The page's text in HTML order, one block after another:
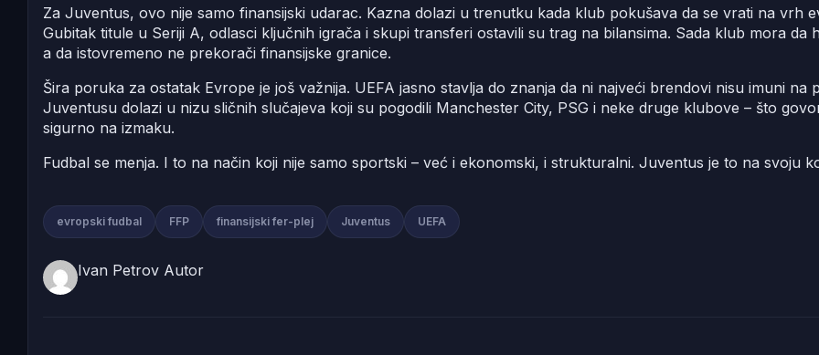
Za Juventus, ovo nije samo finansijski udarac. Kazna dolazi u trenutku kada klub pokušava da se vrati na vrh
Gubitak titule u Seriji A, odlasci ključnih igrača i skupi transferi ostavili su trag na bilansima. Sada klub mora
a da istovremeno ne prekorači finansijske granice.
Šira poruka za ostatak Evrope je još važnija. UEFA jasno stavlja do znanja da ni najveći brendovi nisu imuni na
Juventusu dolazi u nizu sličnih slučajeva koji su pogodili Manchester City, PSG i neke druge klubove – što
sigurno na izmaku.
Fudbal se menja. I to na način koji nije samo sportski – već i ekonomski, i strukturalni. Juventus je to na svoju
evropski fudbal FFP finansijski fer-plej Juventus UEFA
Ivan Petrov Autor